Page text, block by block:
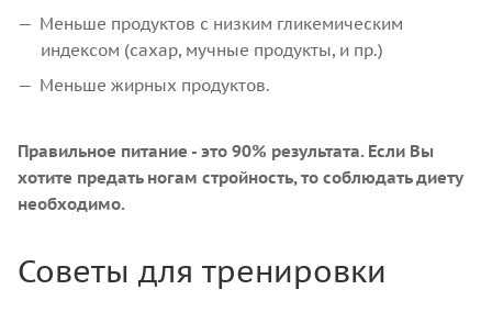
Меньше продуктов с низким гликемическим
индексом (сахар, мучные продукты, и пр.)
Меньше жирных продуктов.
Правильное питание - это 90% результата. Если Вы
хотите предать ногам стройность, то соблюдать диету
необходимо.
Советы для тренировки